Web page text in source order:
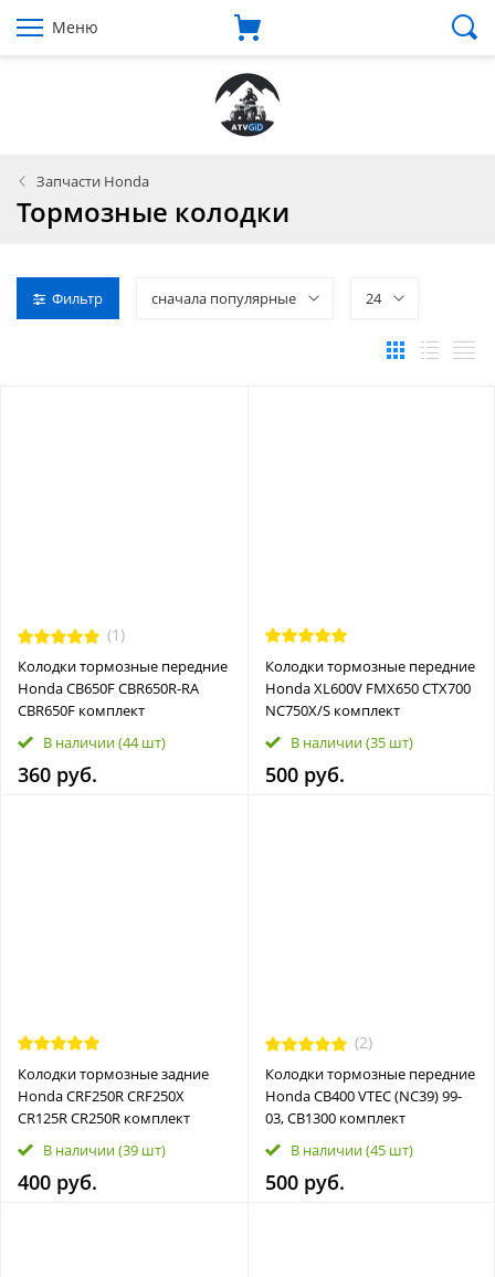
Меню
Запчасти Honda
Тормозные колодки
Фильтр сначала популярные 24
(1)
Колодки тормозные передние
Honda CB650F CBR650R-RA
CBR650F комплект
В наличии(44 шт)
360 руб.
Колодки тормозные передние
Honda XL600V FMX650 CTX700
NC750X/S комплект
В наличии(35 шт)
500 руб.
Колодки тормозные задние
Honda CRF250R CRF250X
CR125R CR250R комплект
В наличии(39 шт)
400 руб.
(2)
Колодки тормозные передние
Honda CB400 VTEC (NC39) 99-
03, CB1300 комплект
В наличии(45 шт)
500 руб.